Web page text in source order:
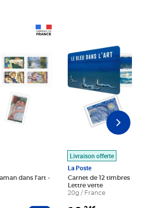
dans l'art -
Livraison offerte
La Poste
Carnet de 12 timbres - Le
Lettre verte
20g / France